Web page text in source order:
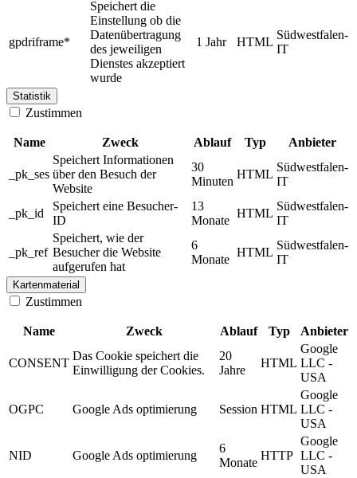
gpdriframe*
Speichert die
Einstellung ob die
Datenübertragung
des jeweiligen
Dienstes akzeptiert
wurde
1 Jahr HTML
Südwestfalen-
IT
Statistik
Zustimmen
Name Zweck Ablauf Typ Anbieter
_pk_ses
Speichert Informationen
über den Besuch der
Website
30
Minuten
HTML
Südwestfalen-
IT
_pk_id
Speichert eine Besucher-
ID
13
Monate
HTML
Südwestfalen-
IT
_pk_ref
Speichert, wie der
Besucher die Website
aufgerufen hat
6
Monate
HTML
Südwestfalen-
IT
Kartenmaterial
Zustimmen
Name Zweck Ablauf Typ Anbieter
CONSENT
Das Cookie speichert die
Einwilligung der Cookies.
20
Jahre
HTML
Google
LLC -
USA
OGPC Google Ads optimierung Session HTML
Google
LLC -
USA
NID Google Ads optimierung
6
Monate
HTTP
Google
LLC -
USA